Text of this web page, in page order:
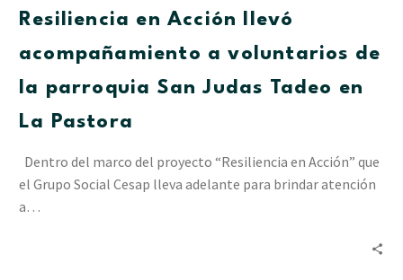
a
voluntarios
la
Judas
Tadeo
Resiliencia en Acción llevó
acompañamiento a voluntarios de
la parroquia San Judas Tadeo en
La Pastora
Dentro del marco del proyecto “Resiliencia en Acción” que
el Grupo Social Cesap lleva adelante para brindar atención
a…